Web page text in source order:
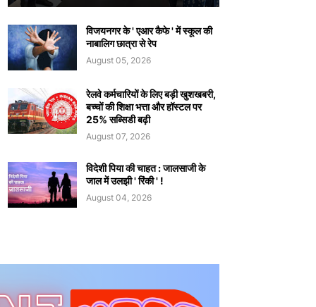
विजयनगर के ' एआर कैफे ' में स्कूल की
नाबालिग छात्रा से रेप
August 05, 2026
रेलवे कर्मचारियों के लिए बड़ी खुशखबरी,
बच्चों की शिक्षा भत्ता और हॉस्टल पर
25% सब्सिडी बढ़ी
August 07, 2026
विदेशी पिया की चाहत : जालसाजी के
जाल में उलझी ' रिंकी ' !
August 04, 2026